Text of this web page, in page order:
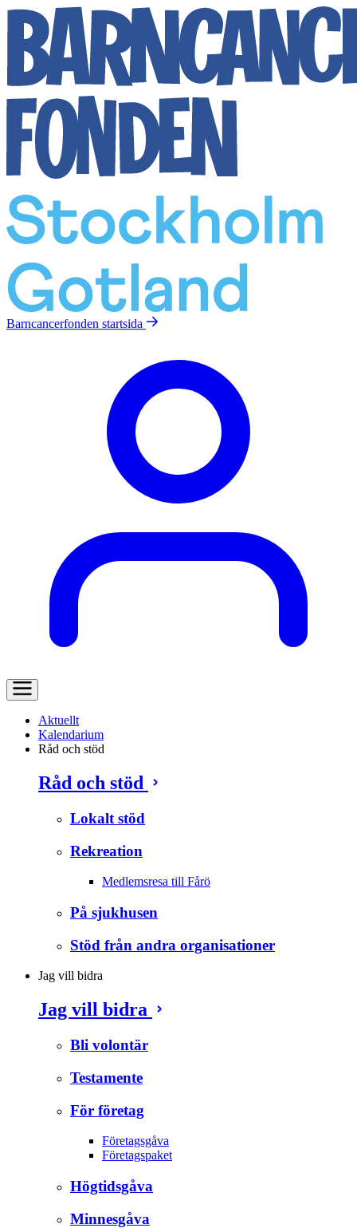
Barncancerfonden startsida
Aktuellt
Kalendarium
Råd och stöd
Råd och stöd
Lokalt stöd
Rekreation
Medlemsresa till Fårö
På sjukhusen
Stöd från andra organisationer
Jag vill bidra
Jag vill bidra
Bli volontär
Testamente
För företag
Företagsgåva
Företagspaket
Högtidsgåva
Minnesgåva